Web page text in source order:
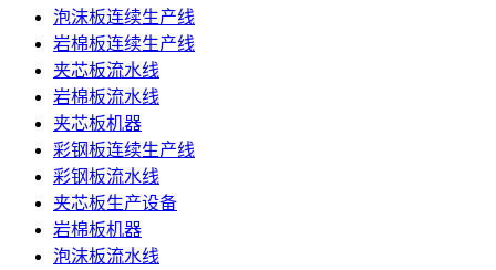
泡沫板连续生产线
岩棉板连续生产线
夹芯板流水线
岩棉板流水线
夹芯板机器
彩钢板连续生产线
彩钢板流水线
夹芯板生产设备
岩棉板机器
泡沫板流水线